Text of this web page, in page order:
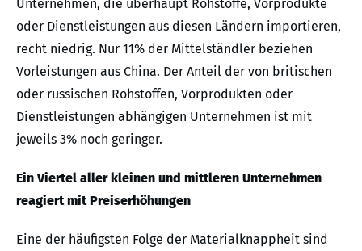
Unternehmen, die überhaupt Rohstoffe, Vorprodukte
oder Dienstleistungen aus diesen Ländern importieren,
recht niedrig. Nur 11% der Mittelständler beziehen
Vorleistungen aus China. Der Anteil der von britischen
oder russischen Rohstoffen, Vorprodukten oder
Dienstleistungen abhängigen Unternehmen ist mit
jeweils 3% noch geringer.
Ein Viertel aller kleinen und mittleren Unternehmen
reagiert mit Preiserhöhungen
Eine der häufigsten Folge der Materialknappheit sind